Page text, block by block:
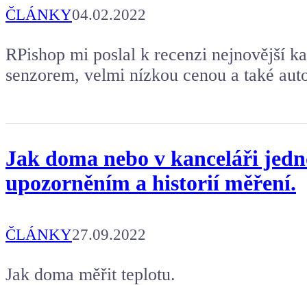
ČLÁNKY04.02.2022
RPishop mi poslal k recenzi nejnovější
senzorem, velmi nízkou cenou a také
Jak doma nebo v kanceláři
upozorněním a historií měření.
ČLÁNKY27.09.2022
Jak doma měřit teplotu.